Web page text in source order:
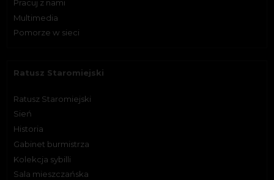
Pracuj z nami
Multimedia
Pomorze w sieci
Ratusz Staromiejski
Ratusz Staromiejski
Sień
Historia
Gabinet burmistrza
Kolekcja sybilli
Sala mieszczańska